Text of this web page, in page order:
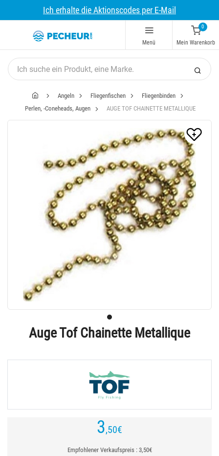
Ich erhalte die Aktionscodes per E-Mail
Menü
0
Mein Warenkorb
Angeln Fliegenfischen
Fliegenbinden
Perlen, -Coneheads, Augen
AUGE TOF CHAINETTE METALLIQUE
Auge Tof Chainette Metallique
3,50€
Empfohlener Verkaufspreis : 3,50€